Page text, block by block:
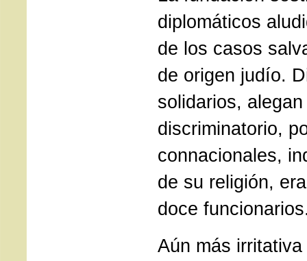
diplomáticos
de los casos
de origen judío.
solidarios,
discriminatorio,
connacionales,
de su religión,
doce
Aún más